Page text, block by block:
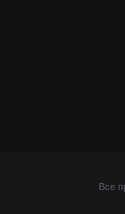
Все